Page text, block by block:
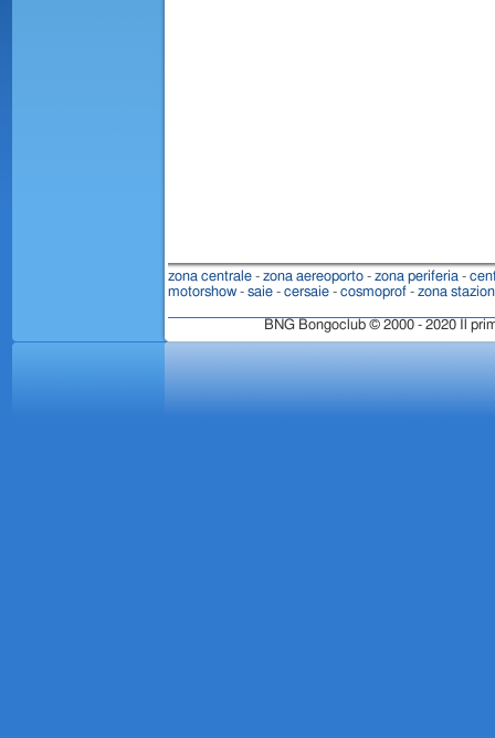
zona centrale - zona aereoporto - zona periferia -
motorshow- saie - cersaie - cosmoprof - zona
BNG Bongoclub © 2000 - 2020 Il